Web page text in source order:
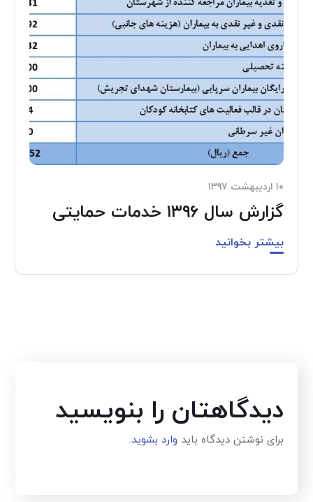
۱۰ اردیبهشت ۱۳۹۷
گزارش سال ۱۳۹۶ خدمات حمایتی
بیشتر بخوانید
دیدگاهتان را بنویسید
برای نوشتن دیدگاه باید وارد بشوید.